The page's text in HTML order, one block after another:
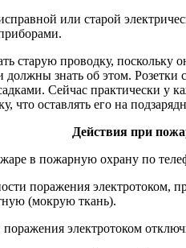
или старой
старую проводку,
должны знать об этом.
Сейчас практически у
что оставлять его на
Действия при
в пожарную охрану по
поражения электротоком,
(мокрую ткань).
электротоком